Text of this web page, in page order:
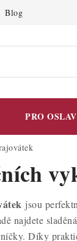
Blog
PRO
jsou
najdete
Díky